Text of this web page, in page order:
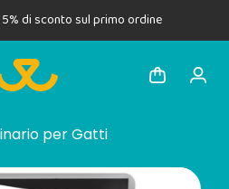
di sconto sul primo ordine
per Gatti